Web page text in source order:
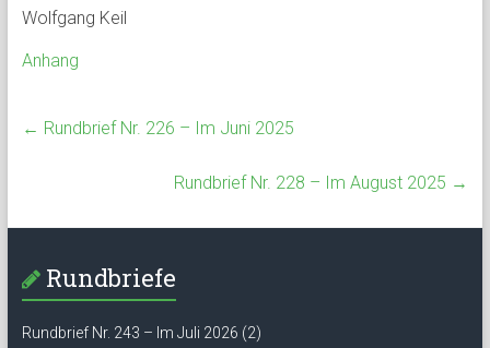
Wolfgang Keil
Anhang
← Rundbrief Nr. 226 – Im Juni 2025
Rundbrief Nr. 228 – Im August 2025 →
Rundbriefe
Rundbrief Nr. 243 – Im Juli 2026 (2)